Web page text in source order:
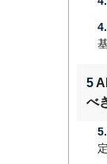
5
べ